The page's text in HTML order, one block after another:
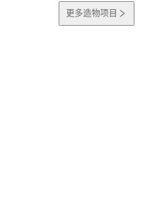
更多造物项目